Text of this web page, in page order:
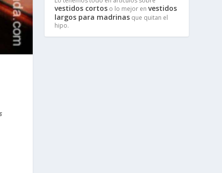
vestidos cortos o lo mejor envestidos
largos para madrinas que quitan el
hipo.